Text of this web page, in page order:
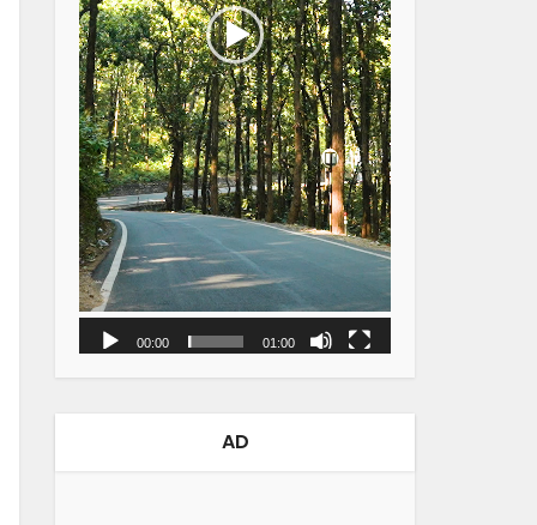
00:00 01:00
AD